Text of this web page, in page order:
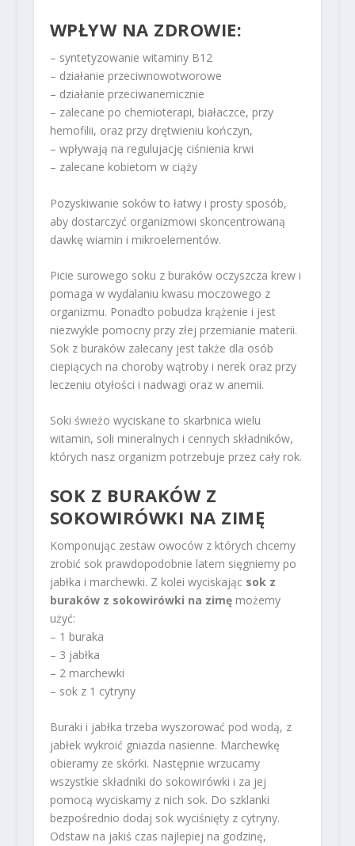
WPŁYW NA ZDROWIE:
– syntetyzowanie witaminy B12
– działanie przeciwnowotworowe
– działanie przeciwanemicznie
– zalecane po chemioterapi, białaczce, przy
hemofilii, oraz przy drętwieniu kończyn,
– wpływają na regulujację ciśnienia krwi
– zalecane kobietom w ciąży
Pozyskiwanie soków to łatwy i prosty sposób,
aby dostarczyć organizmowi skoncentrowaną
dawkę wiamin i mikroelementów.
Picie surowego soku z buraków oczyszcza krew i
pomaga w wydalaniu kwasu moczowego z
organizmu. Ponadto pobudza krążenie i jest
niezwykle pomocny przy złej przemianie materii.
Sok z buraków zalecany jest także dla osób
ciepiących na choroby wątroby i nerek oraz przy
leczeniu otyłości i nadwagi oraz w anemii.
Soki świeżo wyciskane to skarbnica wielu
witamin, soli mineralnych i cennych składników,
których nasz organizm potrzebuje przez cały rok.
SOK Z BURAKÓW Z
SOKOWIRÓWKI NA ZIMĘ
Komponując zestaw owoców z których chcemy
zrobić sok prawdopodobnie latem sięgniemy po
jabłka i marchewki. Z kolei wyciskając sok z
buraków z sokowirówki na zimęmożemy
użyć:
– 1 buraka
– 3 jabłka
– 2 marchewki
– sok z 1 cytryny
Buraki i jabłka trzeba wyszorować pod wodą, z
jabłek wykroić gniazda nasienne. Marchewkę
obieramy ze skórki. Następnie wrzucamy
wszystkie składniki do sokowirówki i za jej
pomocą wyciskamy z nich sok. Do szklanki
bezpośrednio dodaj sok wyciśnięty z cytryny.
Odstaw na jakiś czas najlepiej na godzinę,